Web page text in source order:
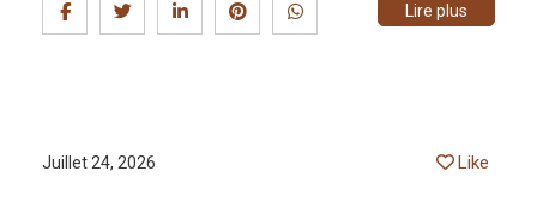
Lire plus
Juillet 24, 2026 Like